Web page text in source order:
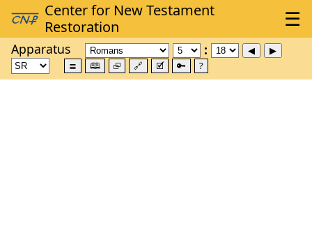
Apparatus
≣ 🕮 ⮺ 🔗 🗹 🔑 ?